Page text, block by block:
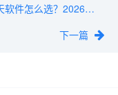
企业聊天软件怎么选？2026年选型指南
下一篇